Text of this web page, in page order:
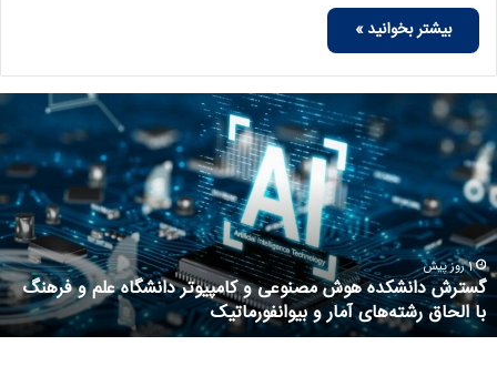
بیشتر بخوانید »
1 روز پیش
گسترش دانشکده هوش مصنوعی و کامپیوتر دانشگاه علم و فرهنگ
با الحاق رشته‌های آمار و بیوانفورماتیک